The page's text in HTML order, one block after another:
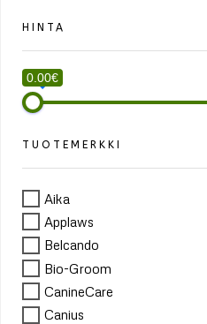
HINTA
0.00€
TUOTEMERKKI
Aika
Applaws
Belcando
Bio-Groom
CanineCare
Canius